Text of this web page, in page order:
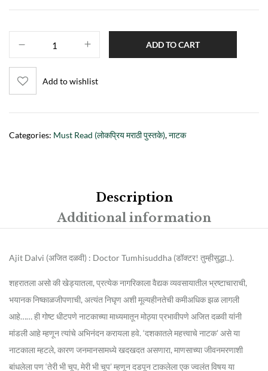
ADD TO CART
Add to wishlist
Categories: Must Read (लोकप्रिय मराठी पुस्तके),नाटक
Description
Additional information
Ajit Dalvi (अजित दळवी) : Doctor Tumhisuddha (डॉक्टर! तुम्हीसुद्धा..).
शहरातला असो की खेड्यातला, प्रत्येक नागरिकाला वैद्यक व्यवसायातील भ्रष्टाचाराची,
भयानक निष्काळजीपणाची, अत्यंत निघृण अशी मूल्यहीनतेची कमीअधिक झळ लागली
आहे…… ही गोष्ट धीटपणे नाटकाच्या माध्यमातून मोठ्या प्रभावीपणे अजित दळवी यांनी
मांडली आहे म्हणून त्यांचे अभिनंदन करायला हवे. ‘दशकातले महत्त्वाचे नाटक’ असे या
नाटकाला म्हटले, कारण जनमानसामध्ये खदखदत असणारा, माणसाच्या जीवनमरणाशी
बांधलेला पण ‘तेरी भी चूप, मेरी भी चूप’ म्हणून दडपून टाकलेला एक ज्वलंत विषय या